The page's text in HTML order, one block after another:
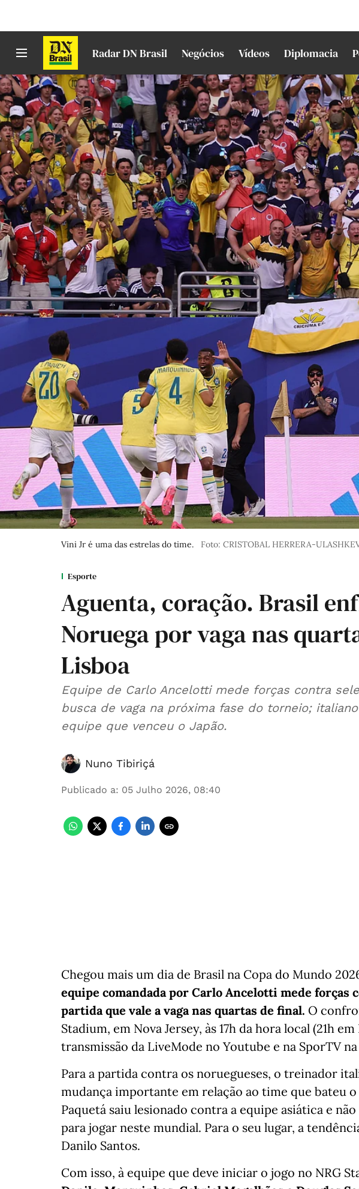
Radar DN Brasil Negócios Vídeos Diplomacia
Vini Jr é uma das estrelas do time. Foto: CRISTOBAL HERRERA-
Esporte
Aguenta, coração. Brasil
Noruega por vaga nas
Lisboa
Equipe de Carlo Ancelotti mede forças contra
busca de vaga na próxima fase do torneio;
equipe que venceu o Japão.
Nuno Tibiriçá
Publicado a: 05 Julho 2026, 08:40
Chegou mais um dia de Brasil na Copa do Mundo
equipe comandada por Carlo Ancelotti mede forças
partida que vale a vaga nas quartas de final. O
Stadium, em Nova Jersey, às 17h da hora local (21h
transmissão da LiveMode no Youtube e na SporTV
Para a partida contra os noruegueses, o treinador
mudança importante em relação ao time que bateu o
Paquetá saiu lesionado contra a equipe asiática e
para jogar neste mundial. Para o seu lugar, a
Danilo Santos.
Com isso, à equipe que deve iniciar o jogo no NRG